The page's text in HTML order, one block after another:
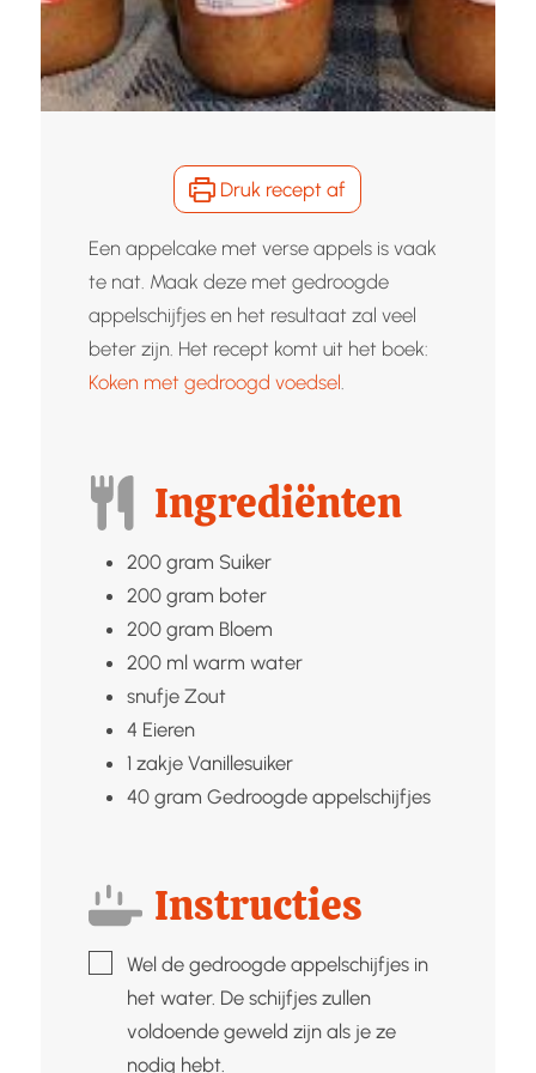
Druk recept af
Een appelcake met verse appels is vaak
te nat. Maak deze met gedroogde
appelschijfjes en het resultaat zal veel
beter zijn. Het recept komt uit het boek:
Koken met gedroogd voedsel.
Ingrediënten
200 gram Suiker
200 gram boter
200 gram Bloem
200 ml warm water
snufje Zout
4 Eieren
1 zakje Vanillesuiker
40 gram Gedroogde appelschijfjes
Instructies
▢Wel de gedroogde appelschijfjes in
het water. De schijfjes zullen
voldoende geweld zijn als je ze
nodig hebt.